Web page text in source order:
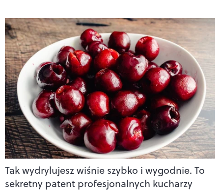
Tak wydrylujesz wiśnie szybko i wygodnie. To
sekretny patent profesjonalnych kucharzy